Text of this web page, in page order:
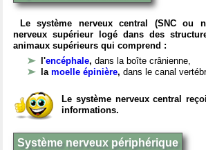
Le système nerveux central (SNC ou
nerveux supérieur logé dans des
animaux supérieurs qui comprend :
l'encéphale, dans la boîte crânienne,
la moelle épinière, dans le canal
Le système nerveux central
informations.
Système nerveux périphérique